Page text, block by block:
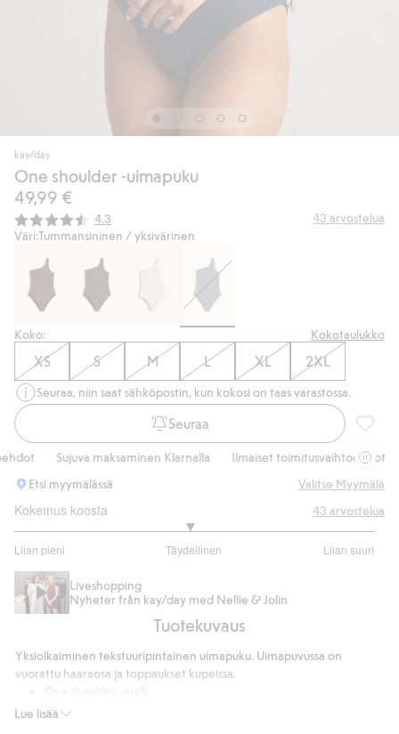
kay/day
One shoulder -uimapuku
49,99 €
Keskimääräinen luokitus:
4.3 43 arvostelua
Väri:Tummansininen / yksivärinen
Koko: Kokotaulukko
XS S M L XL 2XL
Seuraa, niin saat sähköpostin, kun kokosi on taas varastossa.
Seuraa
Sujuva maksaminen Klarnalla Ilmaiset toimitusvaihtoehdot
Etsi myymälässä
Valitse Myymälä
Kokemus koosta
Liian pieni Täydellinen Liian suuri
/
5
34
ääneen
43 arvostelua
Liveshopping
Nyheter från kay/day med Nellie & Jolin
Tuotekuvaus
Lue lisää
Yksiolkaiminen tekstuuripintainen uimapuku. Uimapuvussa on
vuorattu haaraosa ja toppaukset kupeissa.
Vuorattu haaraosa